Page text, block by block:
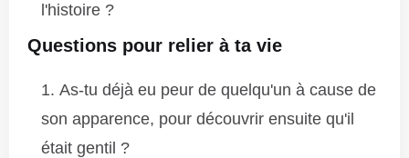
l'histoire ?
Questions pour relier à ta vie
As-tu déjà eu peur de quelqu'un à cause de
son apparence, pour découvrir ensuite qu'il
était gentil ?